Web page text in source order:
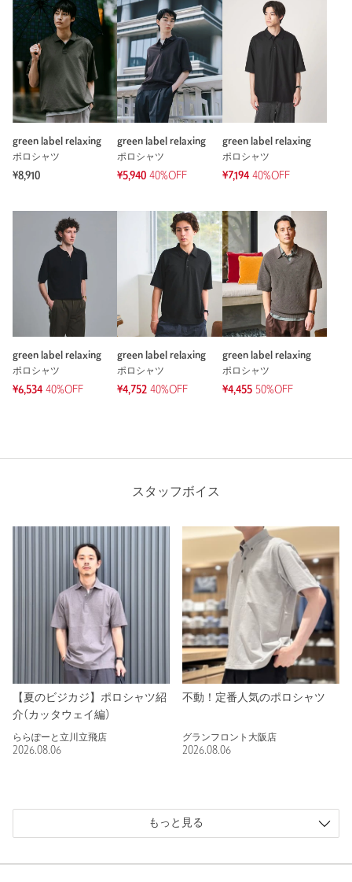
green label relaxing
ポロシャツ
¥8,910
green label relaxing
ポロシャツ
¥5,940 40%OFF
green label relaxing
ポロシャツ
¥7,194 40%OFF
green label relaxing
ポロシャツ
¥6,534 40%OFF
green label relaxing
ポロシャツ
¥4,752 40%OFF
green label relaxing
ポロシャツ
¥4,455 50%OFF
スタッフボイス
【夏のビジカジ】ポロシャツ紹
介(カッタウェイ編)
ららぽーと立川立飛店
2026.08.06
不動！定番人気のポロシャツ
グランフロント大阪店
2026.08.06
もっと見る